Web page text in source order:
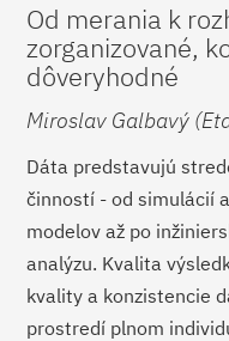
Od merania k
zorganizované,
dôveryhodné
Miroslav Galbavý
Dáta predstavujú
činností - od simulácií
modelov až po
analýzu. Kvalita
kvality a konzistencie
prostredí plnom